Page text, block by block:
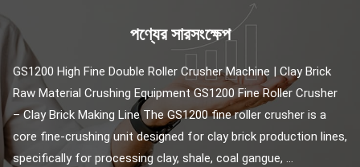
পণ্যের সারসংক্ষেপ
GS1200 High Fine Double Roller Crusher Machine | Clay Brick
Raw Material Crushing Equipment GS1200 Fine Roller Crusher
– Clay Brick Making Line The GS1200 fine roller crusher is a
core fine-crushing unit designed for clay brick production lines,
specifically for processing clay, shale, coal gangue, ...